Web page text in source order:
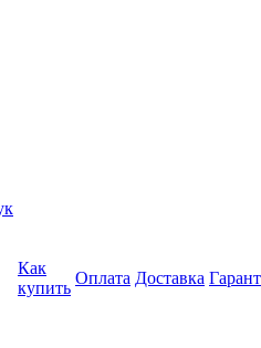
Как
купить
Оплата Доставка